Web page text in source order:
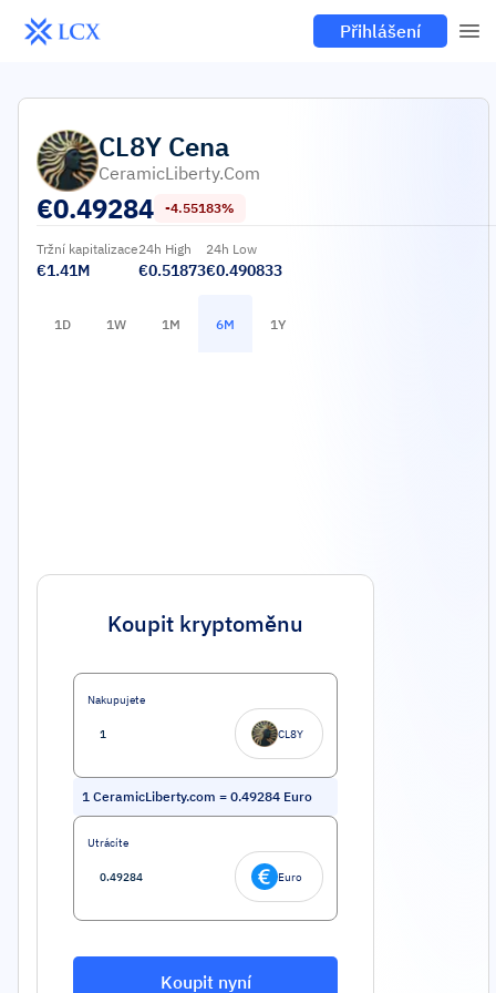
Přihlášení
CL8Y Cena
CeramicLiberty.com
€0.49284 -4.55183%
Tržní kapitalizace
€1.41M
24h High
€0.51873
24h Low
€0.490833
1D 1W 1M 6M 1Y
Koupit kryptoměnu
Nakupujete
CL8Y
1 CeramicLiberty.com = 0.49284 Euro
Utrácíte
Euro
Koupit nyní